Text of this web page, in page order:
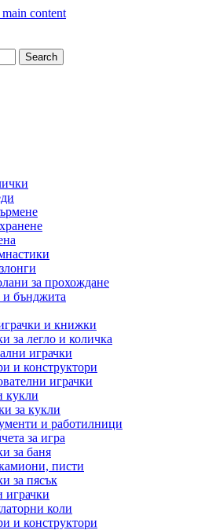
content
Search
за прохождане
бънджита
и книжки
за легло и количка
играчки
и конструктори
играчки
кукли
за кукли
и работилници
за игра
за баня
писти
за пясък
играчки
коли
и конструктори